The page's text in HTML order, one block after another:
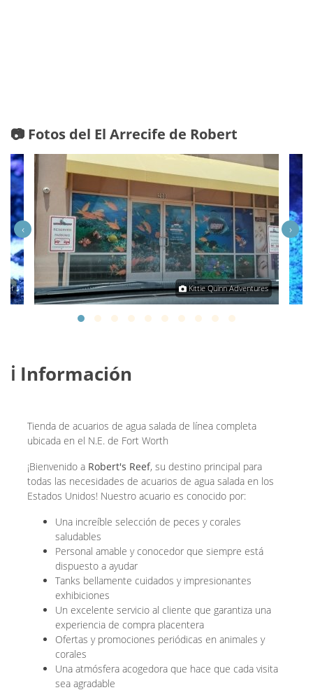
📷 Fotos del El Arrecife de Robert
Kittie Quinn Adventures
‹ ›
ℹ️ Información
Tienda de acuarios de agua salada de línea completa
ubicada en el N.E. de Fort Worth
¡Bienvenido a Robert's Reef, su destino principal para
todas las necesidades de acuarios de agua salada en los
Estados Unidos! Nuestro acuario es conocido por:
Una increíble selección de peces y corales
saludables
Personal amable y conocedor que siempre está
dispuesto a ayudar
Tanks bellamente cuidados y impresionantes
exhibiciones
Un excelente servicio al cliente que garantiza una
experiencia de compra placentera
Ofertas y promociones periódicas en animales y
corales
Una atmósfera acogedora que hace que cada visita
sea agradable